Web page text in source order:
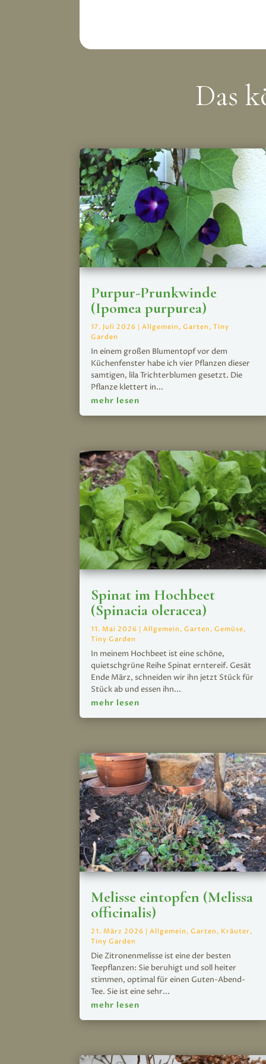
Das
Purpur-Prunkwinde
(Ipomea purpurea)
17. Juli 2026 |Allgemein ,Garten ,Tiny
Garden
In einem großen Blumentopf vor dem
Küchenfenster habe ich vier Pflanzen dieser
samtigen, lila Trichterblumen gesetzt. Die
Pflanze klettert in...
mehr lesen
Spinat im Hochbeet
(Spinacia oleracea)
11. Mai 2026 |Allgemein ,Garten ,Gemüse,
Tiny Garden
In meinem Hochbeet ist eine schöne,
quietschgrüne Reihe Spinat erntereif. Gesät
Ende März, schneiden wir ihn jetzt Stück für
Stück ab und essen ihn...
mehr lesen
Melisse eintopfen (Melissa
officinalis)
21. März 2026 |Allgemein ,Garten , Kräuter,
Tiny Garden
Die Zitronenmelisse ist eine der besten
Teepflanzen: Sie beruhigt und soll heiter
stimmen, optimal für einen Guten-Abend-
Tee. Sie ist eine sehr...
mehr lesen